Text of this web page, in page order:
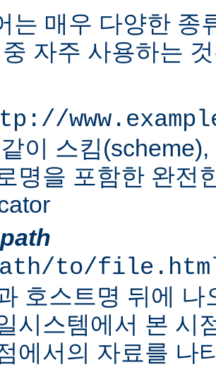
는 매우 다양한 종
자주 사용하는
이 스킴
명을 포함한 완전
to/
호스트명 뒤에
시스템에서 본 시
에서의 자료를 나